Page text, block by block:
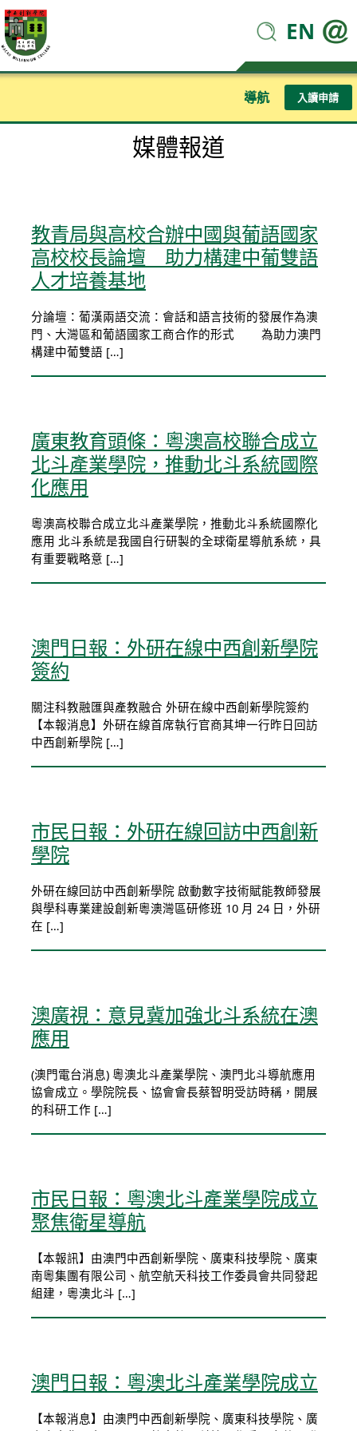
EN
導航 入讀申請
媒體報道
教青局與高校合辦中國與葡語國家
高校校長論壇 助力構建中葡雙語
人才培養基地
分論壇：葡漢兩語交流：會話和語言技術的發展作為澳
門、大灣區和葡語國家工商合作的形式 為助力澳門
構建中葡雙語 […]
廣東教育頭條：粵澳高校聯合成立
北斗產業學院，推動北斗系統國際
化應用
粵澳高校聯合成立北斗產業學院，推動北斗系統國際化
應用 北斗系統是我國自行研製的全球衛星導航系統，具
有重要戰略意 […]
澳門日報：外研在線中西創新學院
簽約
關注科教融匯與產教融合 外研在線中西創新學院簽約
【本報消息】外研在線首席執行官商其坤一行昨日回訪
中西創新學院 […]
市民日報：外研在線回訪中西創新
學院
外研在線回訪中西創新學院 啟動數字技術賦能教師發展
與學科專業建設創新粵澳灣區研修班 10 月 24 日，外研
在 […]
澳廣視：意見冀加強北斗系統在澳
應用
(澳門電台消息) 粵澳北斗產業學院、澳門北斗導航應用
協會成立。學院院長、協會會長蔡智明受訪時稱，開展
的科研工作 […]
市民日報：粵澳北斗產業學院成立
聚焦衛星導航
【本報訊】由澳門中西創新學院、廣東科技學院、廣東
南粵集團有限公司、航空航天科技工作委員會共同發起
組建，粵澳北斗 […]
澳門日報：粵澳北斗產業學院成立
【本報消息】由澳門中西創新學院、廣東科技學院、廣